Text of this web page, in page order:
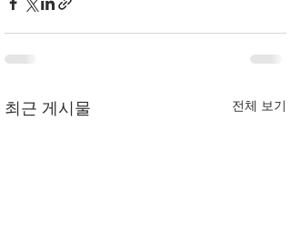
최근 게시물 전체 보기